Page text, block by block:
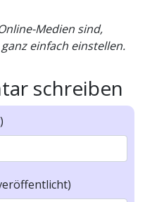
Medien sind,
einfach einstellen.
schreiben